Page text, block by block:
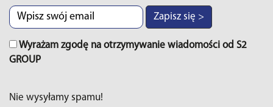
Zapisz się >
Wyrażam zgodę na otrzymywanie wiadomości od S2
GROUP
Nie wysyłamy spamu!